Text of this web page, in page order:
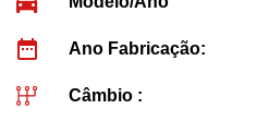
Ano Fabricação:
Câmbio :